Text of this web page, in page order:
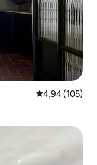
4,94 (105)